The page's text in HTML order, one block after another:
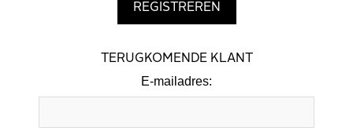
TERUGKOMENDE KLANT
E-mailadres: